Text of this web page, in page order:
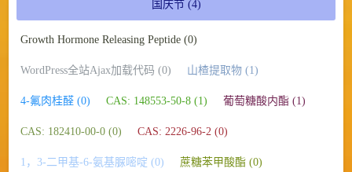
国庆节(4)
Growth Hormone Releasing Peptide (0)
WordPress全站Ajax加载代码 (0) 山楂提取物 (1)
4-氟肉桂醛 (0) CAS: 148553-50-8 (1) 葡萄糖酸内酯 (1)
CAS: 182410-00-0 (0) CAS: 2226-96-2 (0)
1，3-二甲基-6-氨基脲嘧啶 (0) 蔗糖苯甲酸酯 (0)